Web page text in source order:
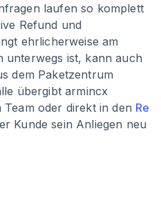
laufen so komplett
Refund und
ehrlicherweise am
unterwegs ist, kann auch
dem Paketzentrum
übergibt armincx
oder direkt in den Re
Kunde sein Anliegen neu